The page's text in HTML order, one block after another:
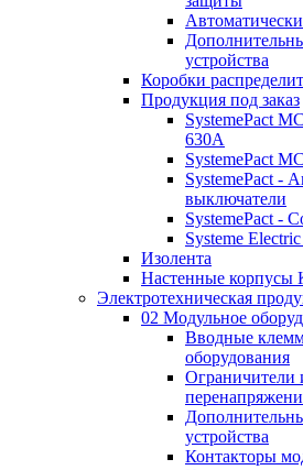
устройства
Коробки
Продукция под заказ
SystemePact
630A
SystemePact
SystemePact -
выключатели
SystemePact -
Systeme
Изолента
Настенные корпусы
Электротехническая
02 Модульное
Вводные
оборудования
Ограничители
устройства
Контакторы